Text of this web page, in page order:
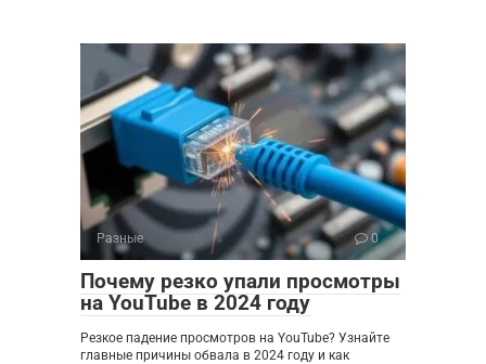
Разные 0
Почему резко упали просмотры
на YouTube в 2024 году
Резкое падение просмотров на YouTube? Узнайте
главные причины обвала в 2024 году и как